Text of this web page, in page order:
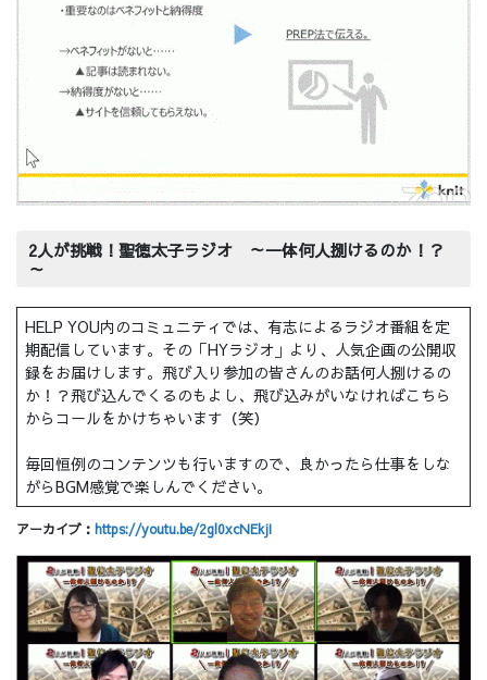
2人が挑戦！聖徳太子ラジオ ～一体何人捌けるのか！？
～
HELP YOU内のコミュニティでは、有志によるラジオ番組を定
期配信しています。その「HYラジオ」より、人気企画の公開収
録をお届けします。飛び入り参加の皆さんのお話何人捌けるの
か！？飛び込んでくるのもよし、飛び込みがいなければこちら
からコールをかけちゃいます（笑）
毎回恒例のコンテンツも行いますので、良かったら仕事をしな
がらBGM感覚で楽しんでください。
アーカイブ： https://youtu.be/2gl0xcNEkjI